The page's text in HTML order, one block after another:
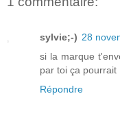
sylvie;-) 28
si la marque
par toi ça pourrait
Répondre